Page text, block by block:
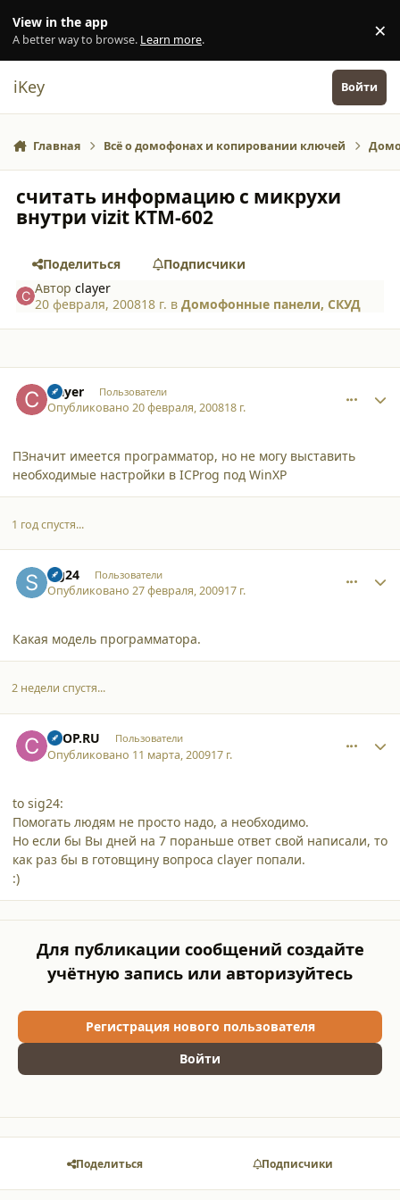
View in the app
A better way to browse. Learn more. ×
iKey Войти
Главная Всё о домофонах и копировании ключей
считать информацию с микрухи
внутри vizit KTM-602
Поделиться
Подписчики
Авторclayer
20 февраля, 200818 г. вДомофонные панели, СКУД
clayer Пользователи
Опубликовано20 февраля, 200818 г.
ПЗначит имеется программатор, но не могу выставить
необходимые настройки в ICProg под WinXP
1 год спустя...
sig24 Пользователи
Опубликовано27 февраля, 200917 г.
Какая модель программатора.
2 недели спустя...
CTOP.RU Пользователи
Опубликовано 11 марта, 200917 г.
to sig24:
Помогать людям не просто надо, а необходимо.
Но если бы Вы дней на 7 пораньше ответ свой написали, то
как раз бы в готовщину вопроса clayer попали.
:)
Для публикации сообщений создайте
учётную запись или авторизуйтесь
Регистрация нового пользователя
Войти
Поделиться Подписчики